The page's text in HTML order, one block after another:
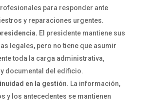
para responder ante
y reparaciones urgentes.
El presidente mantiene sus
legales, pero no tiene que asumir
toda la carga administrativa,
documental del edificio.
en la gestión. La información,
y los antecedentes se mantienen